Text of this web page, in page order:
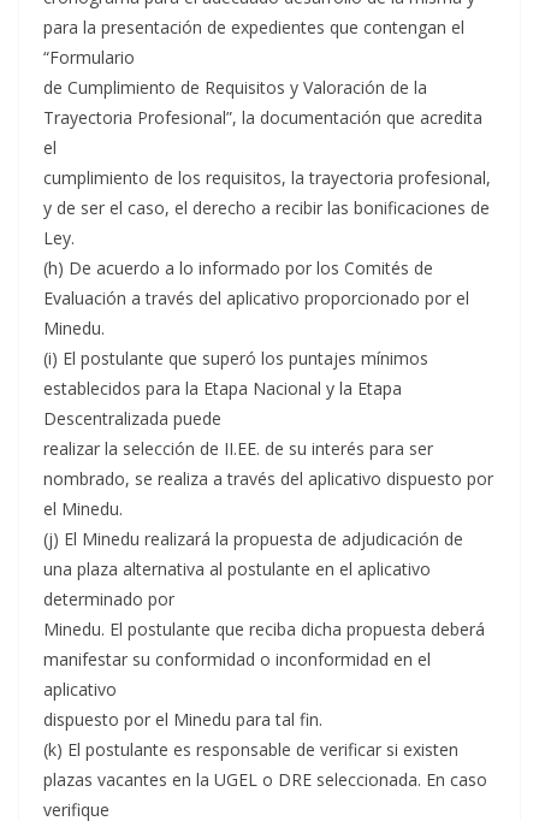
para la presentación de expedientes que contengan el
“Formulario
de Cumplimiento de Requisitos y Valoración de la
Trayectoria Profesional”, la documentación que acredita
el
cumplimiento de los requisitos, la trayectoria profesional,
y de ser el caso, el derecho a recibir las bonificaciones de
Ley.
(h) De acuerdo a lo informado por los Comités de
Evaluación a través del aplicativo proporcionado por el
Minedu.
(i) El postulante que superó los puntajes mínimos
establecidos para la Etapa Nacional y la Etapa
Descentralizada puede
realizar la selección de II.EE. de su interés para ser
nombrado, se realiza a través del aplicativo dispuesto por
el Minedu.
(j) El Minedu realizará la propuesta de adjudicación de
una plaza alternativa al postulante en el aplicativo
determinado por
Minedu. El postulante que reciba dicha propuesta deberá
manifestar su conformidad o inconformidad en el
aplicativo
dispuesto por el Minedu para tal fin.
(k) El postulante es responsable de verificar si existen
plazas vacantes en la UGEL o DRE seleccionada. En caso
verifique